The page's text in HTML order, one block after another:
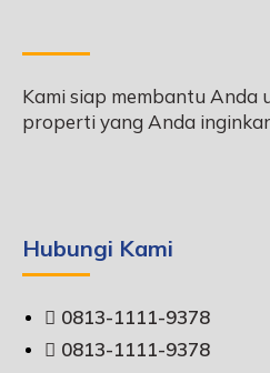
Kami siap membantu Anda
properti yang Anda
Hubungi Kami
0813-1111-9378
0813-1111-9378